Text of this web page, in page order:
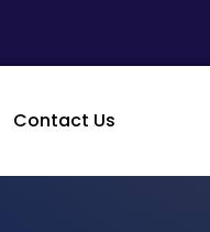
Contact Us